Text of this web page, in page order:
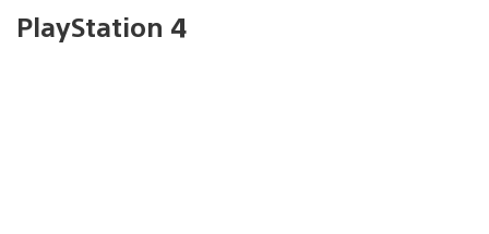
PlayStation 4